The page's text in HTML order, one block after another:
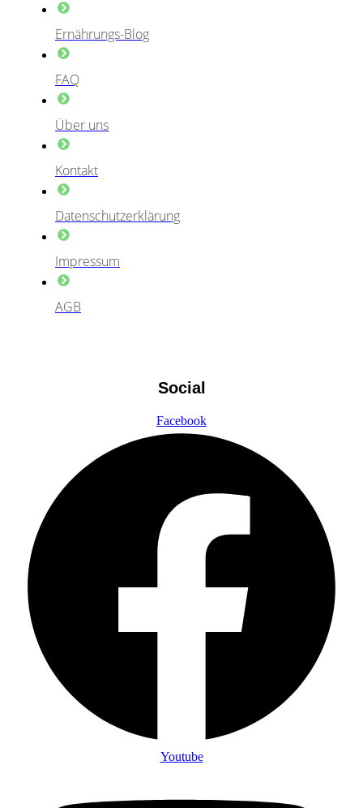
Ernährungs-Blog
FAQ
Über uns
Kontakt
Datenschutzerklärung
Impressum
AGB
Social
Facebook
Youtube